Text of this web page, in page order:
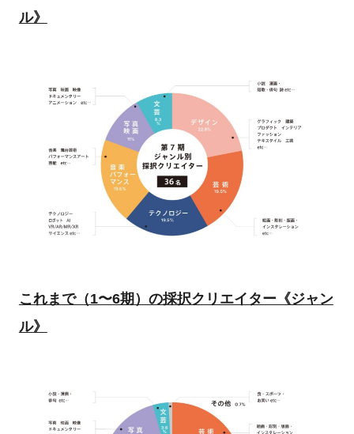
ル》
これまで（1〜6期）の採択クリエイター《ジャン
ル》